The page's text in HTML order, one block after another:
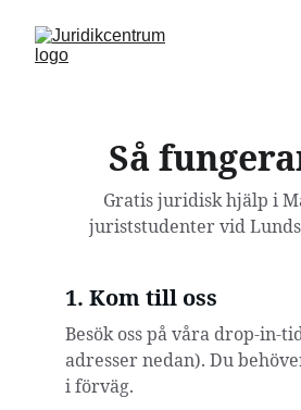
Så
Gratis juridisk hjälp i
juriststudenter vid
1. Kom till oss
Besök oss på våra drop-in-
adresser nedan). Du
i förväg.